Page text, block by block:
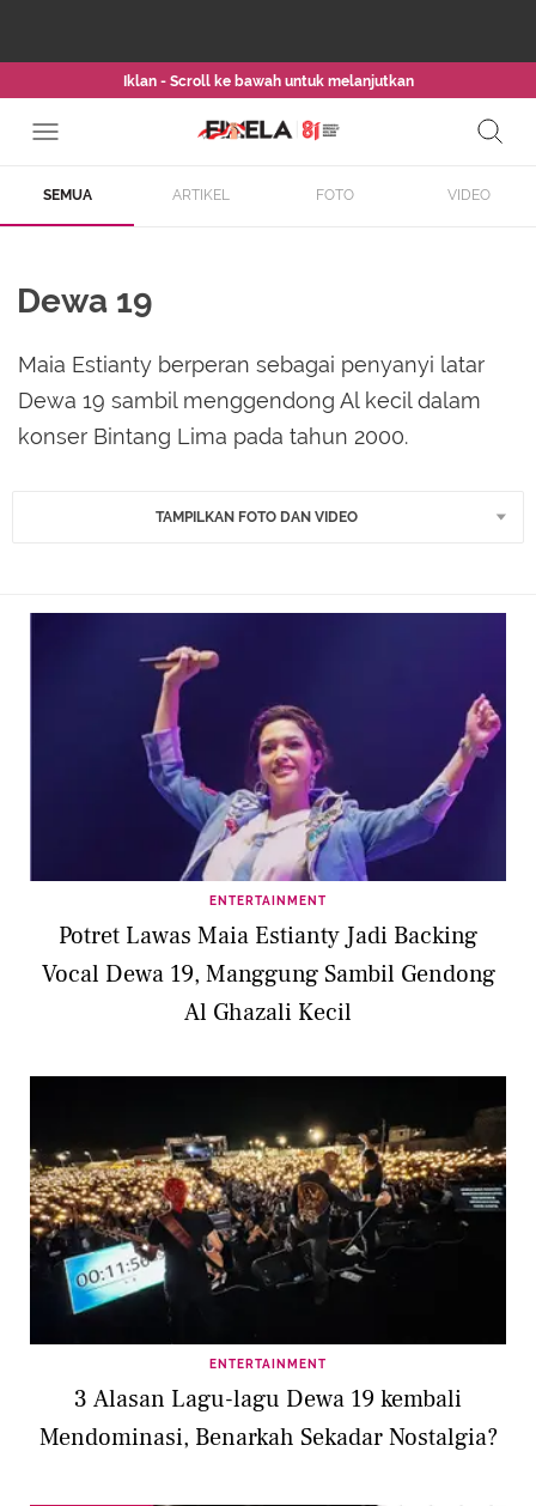
Iklan - Scroll ke bawah untuk melanjutkan
SEMUA ARTIKEL FOTO VIDEO
Dewa 19
Maia Estianty berperan sebagai penyanyi latar
Dewa 19 sambil menggendong Al kecil dalam
konser Bintang Lima pada tahun 2000.
TAMPILKAN FOTO DAN VIDEO
ENTERTAINMENT
Potret Lawas Maia Estianty Jadi Backing
Vocal Dewa 19, Manggung Sambil Gendong
Al Ghazali Kecil
ENTERTAINMENT
3 Alasan Lagu-lagu Dewa 19 kembali
Mendominasi, Benarkah Sekadar Nostalgia?